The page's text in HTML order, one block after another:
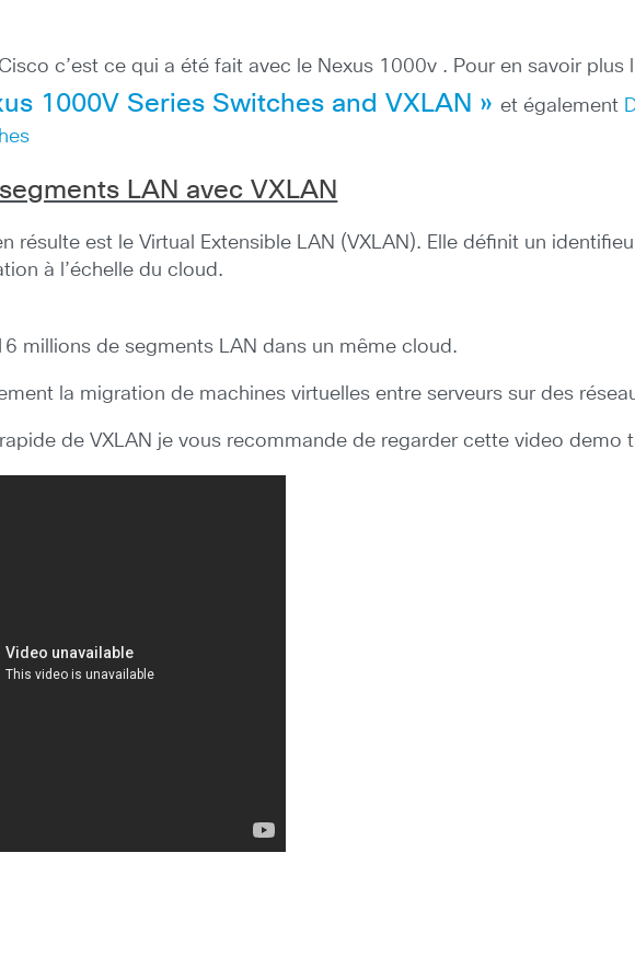
c’est ce qui a été fait avec le Nexus 1000v . Pour en savoir plus
1000V Series Switches and VXLAN » et également
LAN avec VXLAN
résulte est le Virtual Extensible LAN (VXLAN). Elle définit un
à l’échelle du cloud.
millions de segments LAN dans un même cloud.
la migration de machines virtuelles entre serveurs sur des
de VXLAN je vous recommande de regarder cette video demo